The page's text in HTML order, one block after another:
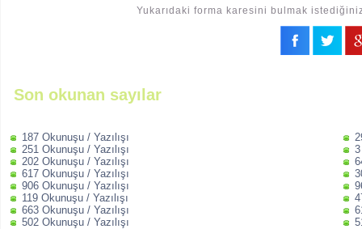
Yukarıdaki forma karesini bulmak
Son okunan sayılar
187 Okunuşu / Yazılışı
251 Okunuşu / Yazılışı
202 Okunuşu / Yazılışı
617 Okunuşu / Yazılışı
906 Okunuşu / Yazılışı
119 Okunuşu / Yazılışı
663 Okunuşu / Yazılışı
502 Okunuşu / Yazılışı
3